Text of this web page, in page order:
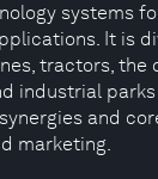
systems
It is
tractors, the
industrial
and
marketing.